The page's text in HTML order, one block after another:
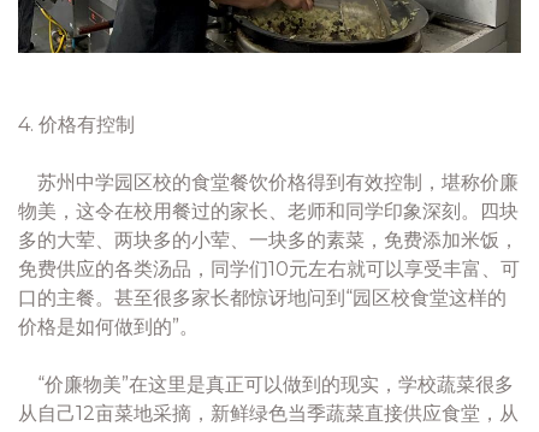
4. 价格有控制
苏州中学园区校的食堂餐饮价格得到有效控制，堪称价廉
物美，这令在校用餐过的家长、老师和同学印象深刻。四块
多的大荤、两块多的小荤、一块多的素菜，免费添加米饭，
免费供应的各类汤品，同学们10元左右就可以享受丰富、可
口的主餐。甚至很多家长都惊讶地问到“园区校食堂这样的
价格是如何做到的”。
“价廉物美”在这里是真正可以做到的现实，学校蔬菜很多
从自己12亩菜地采摘，新鲜绿色当季蔬菜直接供应食堂，从